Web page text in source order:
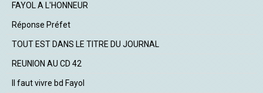
FAYOL A L'HONNEUR
Réponse Préfet
TOUT EST DANS LE TITRE DU JOURNAL
REUNION AU CD 42
Il faut vivre bd Fayol